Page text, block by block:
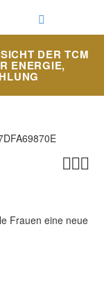
DER TCM
ENERGIE,

Frauen eine neue